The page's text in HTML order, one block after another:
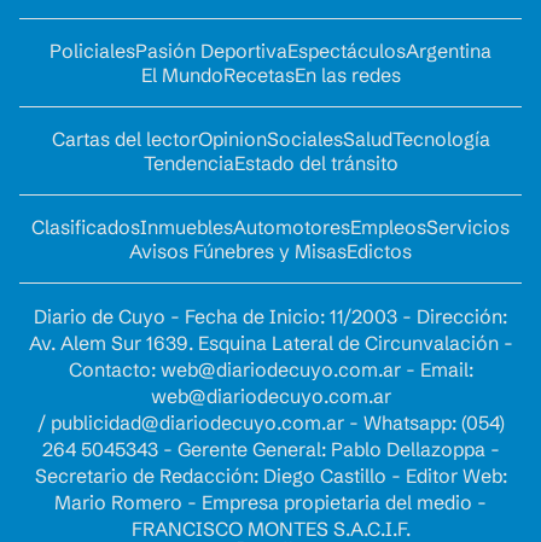
PolicialesPasión DeportivaEspectáculosArgentina
El MundoRecetasEn las redes
Cartas del lectorOpinionSocialesSaludTecnología
TendenciaEstado del tránsito
ClasificadosInmueblesAutomotoresEmpleosServicios
Avisos Fúnebres y MisasEdictos
Diario de Cuyo - Fecha de Inicio: 11/2003 - Dirección:
Av. Alem Sur 1639. Esquina Lateral de Circunvalación -
Contacto: web@diariodecuyo.com.ar- Email:
web@diariodecuyo.com.ar
/ publicidad@diariodecuyo.com.ar- Whatsapp: (054)
264 5045343 - Gerente General: Pablo Dellazoppa -
Secretario de Redacción: Diego Castillo - Editor Web:
Mario Romero - Empresa propietaria del medio -
FRANCISCO MONTES S.A.C.I.F.